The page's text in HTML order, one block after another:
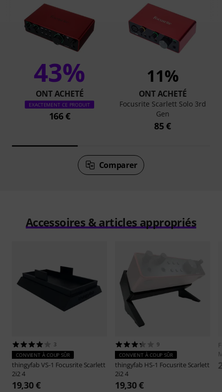
43%
ONT ACHETÉ
EXACTEMENT CE PRODUIT
166 €
11%
ONT ACHETÉ
Focusrite Scarlett Solo 3rd
Gen
85 €
Comparer
Accessoires & articles appropriés
3
CONVIENT À COUP SÛR
thingyfabVS-1 Focusrite Scarlett
2i2 4
19,30 €
9
CONVIENT À COUP SÛR
thingyfab HS-1 Focusrite Scarlett
2i2 4
19,30 €